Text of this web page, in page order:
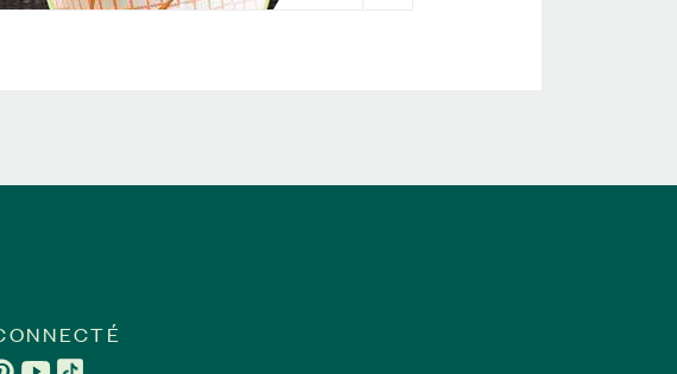
son enfance. En partageant son histoire,
une meilleure compréhension des
pour entamer leur cheminement vers la